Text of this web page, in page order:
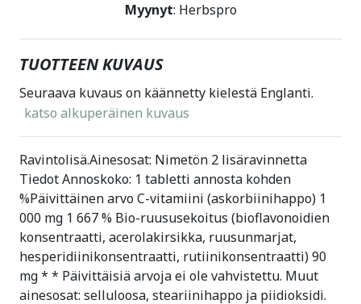
Myynyt: Herbspro
TUOTTEEN KUVAUS
Seuraava kuvaus on käännetty kielestä Englanti.
katso alkuperäinen kuvaus
Ravintolisä.Ainesosat: Nimetön 2 lisäravinnetta
Tiedot Annoskoko: 1 tabletti annosta kohden
%Päivittäinen arvo C-vitamiini (askorbiinihappo) 1
000 mg 1 667 % Bio-ruususekoitus (bioflavonoidien
konsentraatti, acerolakirsikka, ruusunmarjat,
hesperidiinikonsentraatti, rutiinikonsentraatti) 90
mg * * Päivittäisiä arvoja ei ole vahvistettu. Muut
ainesosat: selluloosa, steariinihappo ja piidioksidi.